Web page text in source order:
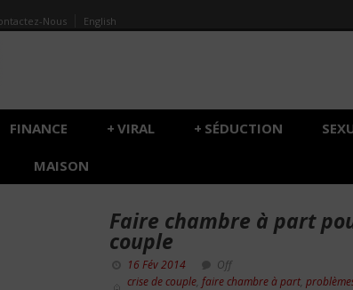
Nous English
FINANCE VIRAL
+ SÉDUCTION
+
MAISON
Faire chambre à part
couple
16 Fév 2014
Off
crise de couple faire chambre à part